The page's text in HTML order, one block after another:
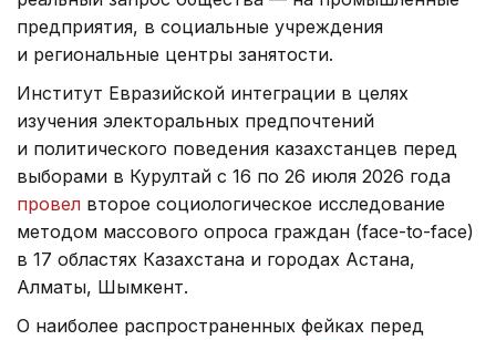
предприятия, в социальные учреждения
и региональные центры занятости.
Институт Евразийской интеграции в целях
изучения электоральных предпочтений
и политического поведения казахстанцев перед
выборами в Курултай с 16 по 26 июля 2026 года
провел второе социологическое исследование
методом массового опроса граждан (face-to-face)
в 17 областях Казахстана и городах Астана,
Алматы, Шымкент.
О наиболее распространенных фейках перед